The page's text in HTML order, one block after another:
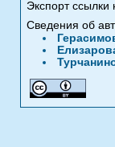
Экспорт
Сведения об